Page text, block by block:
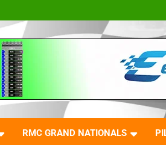
RMC GRAND NATIONALS